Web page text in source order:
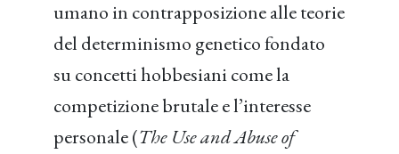
umano in contrapposizione alle teorie
del determinismo genetico fondato
su concetti hobbesiani come la
competizione brutale e l’interesse
personale (The Use and Abuse of